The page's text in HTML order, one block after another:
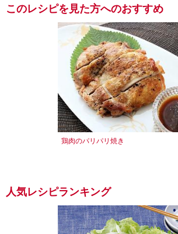
このレシピを見た方へのおすすめ
鶏肉のパリパリ焼き
人気レシピランキング